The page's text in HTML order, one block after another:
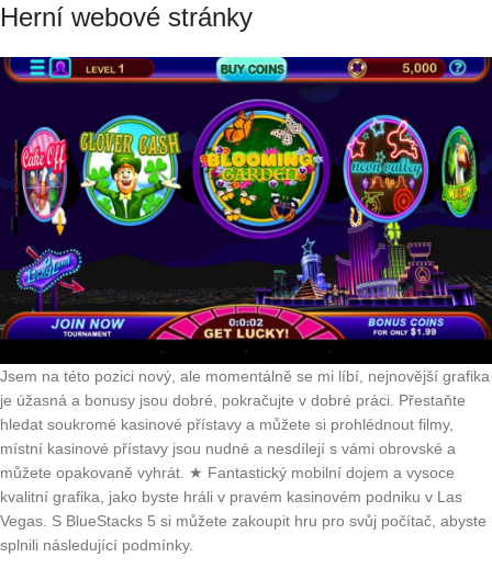
Herní webové stránky
Jsem na této pozici nový, ale momentálně se mi líbí, nejnovější grafika
je úžasná a bonusy jsou dobré, pokračujte v dobré práci. Přestaňte
hledat soukromé kasinové přístavy a můžete si prohlédnout filmy,
místní kasinové přístavy jsou nudné a nesdílejí s vámi obrovské a
můžete opakovaně vyhrát. ★ Fantastický mobilní dojem a vysoce
kvalitní grafika, jako byste hráli v pravém kasinovém podniku v Las
Vegas. S BlueStacks 5 si můžete zakoupit hru pro svůj počítač, abyste
splnili následující podmínky.